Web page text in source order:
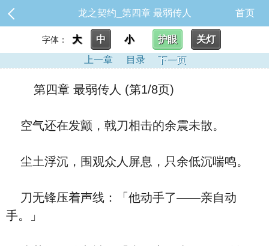
龙之契约_第四章 最弱传人 首页
字体： 大 中 小 护眼
关灯
上一章
目录 下一页
第四章 最弱传人 (第1/8页)
空气还在发颤，戟刀相击的余震未散。
尘土浮沉，围观众人屏息，只余低沉喘鸣。
刀无锋压着声线：「他动手了——亲自动
手。」